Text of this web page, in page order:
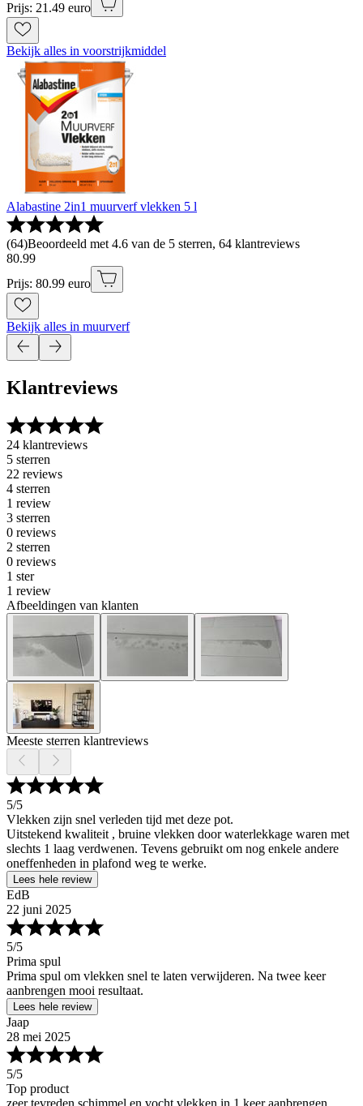
Prijs: 21.49 euro
Bekijk alles in voorstrijkmiddel
Alabastine 2in1 muurverf vlekken 5 l
(64)Beoordeeld met 4.6 van de 5 sterren, 64 klantreviews
80.99
Prijs: 80.99 euro
Bekijk alles in muurverf
Klantreviews
24 klantreviews
5 sterren
22 reviews
4 sterren
1 review
3 sterren
0 reviews
2 sterren
0 reviews
1 ster
1 review
Afbeeldingen van klanten
Meeste sterren klantreviews
5/5
Vlekken zijn snel verleden tijd met deze pot.
Uitstekend kwaliteit , bruine vlekken door waterlekkage waren met
slechts 1 laag verdwenen. Tevens gebruikt om nog enkele andere
oneffenheden in plafond weg te werke.
Lees hele review
EdB
22 juni 2025
5/5
Prima spul
Prima spul om vlekken snel te laten verwijderen. Na twee keer
aanbrengen mooi resultaat.
Lees hele review
Jaap
28 mei 2025
5/5
Top product